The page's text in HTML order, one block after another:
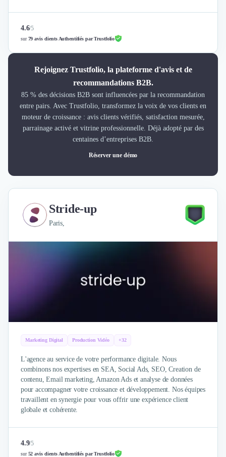
4.6/5
sur79 avis clients Authentifiés par Trustfolio
Rejoignez Trustfolio, la plateforme d'avis et de
recommandations B2B.
85 % des décisions B2B sont influencées par la recommandation
entre pairs. Avec Trustfolio, transformez la voix de vos clients en
moteur de croissance : avis clients vérifiés, satisfaction mesurée,
parrainage activé et vitrine professionnelle. Déjà adopté par des
centaines d’entreprises B2B.
Réserver une démo
Stride-up
Paris,
Marketing Digital Production Vidéo +32
L'agence au service de votre performance digitale. Nous
combinons nos expertises en SEA, Social Ads, SEO, Creation de
contenu, Email marketing, Amazon Ads et analyse de données
pour accompagner votre croissance et développement. Nos équipes
travaillent en synergie pour vous offrir une expérience client
globale et cohérente.
4.9/5
sur52 avis clients Authentifiés par Trustfolio